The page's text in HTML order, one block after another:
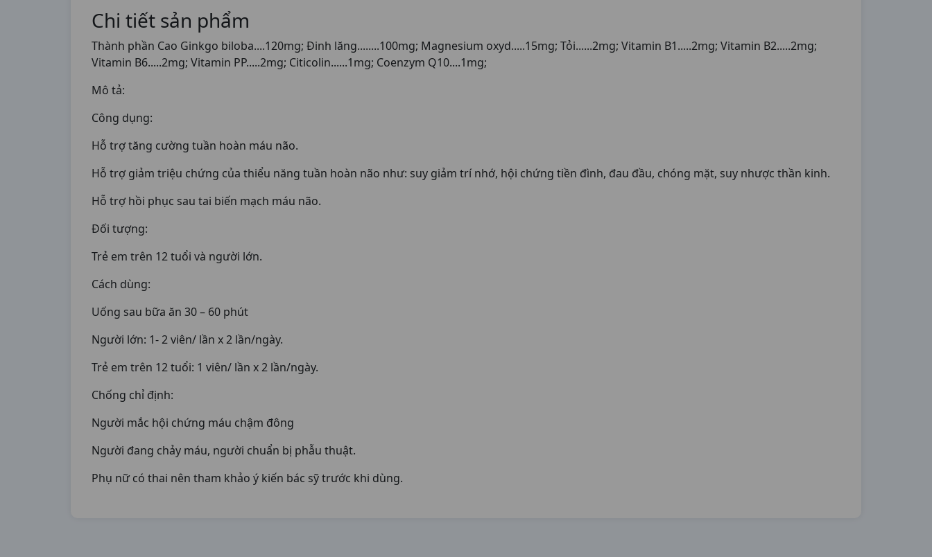
Chi tiết sản phẩm
Thành phần Cao Ginkgo biloba....120mg; Đinh lăng........100mg; Magnesium oxyd.....15mg; Tỏi......2mg; Vitamin B1.....2mg; Vitamin B2.....2mg;
Vitamin B6.....2mg; Vitamin PP.....2mg; Citicolin......1mg; Coenzym Q10....1mg;
Mô tả:
Công dụng:
Hỗ trợ tăng cường tuần hoàn máu não.
Hỗ trợ giảm triệu chứng của thiểu năng tuần hoàn não như: suy giảm trí nhớ, hội chứng tiền đình, đau đầu, chóng mặt, suy nhược thần kinh.
Hỗ trợ hồi phục sau tai biến mạch máu não.
Đối tượng:
Trẻ em trên 12 tuổi và người lớn.
Cách dùng:
Uống sau bữa ăn 30 – 60 phút
Người lớn: 1- 2 viên/ lần x 2 lần/ngày.
Trẻ em trên 12 tuổi: 1 viên/ lần x 2 lần/ngày.
Chống chỉ định:
Người mắc hội chứng máu chậm đông
Người đang chảy máu, người chuẩn bị phẫu thuật.
Phụ nữ có thai nên tham khảo ý kiến bác sỹ trước khi dùng.